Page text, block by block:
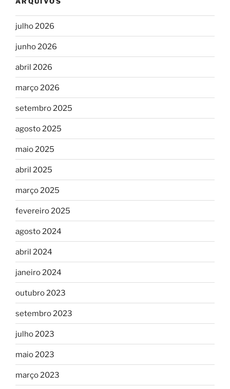
julho 2026
junho 2026
abril 2026
março 2026
setembro 2025
agosto 2025
maio 2025
abril 2025
março 2025
fevereiro 2025
agosto 2024
abril 2024
janeiro 2024
outubro 2023
setembro 2023
julho 2023
maio 2023
março 2023